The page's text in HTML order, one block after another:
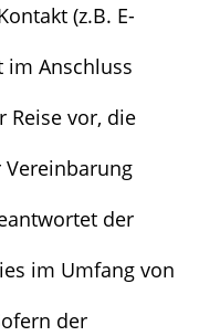
(z.B. E-
im Anschluss
Reise vor, die
der
im Umfang von
der